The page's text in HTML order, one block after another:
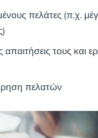
πελάτες (π.χ.
απαιτήσεις τους και
πελατών